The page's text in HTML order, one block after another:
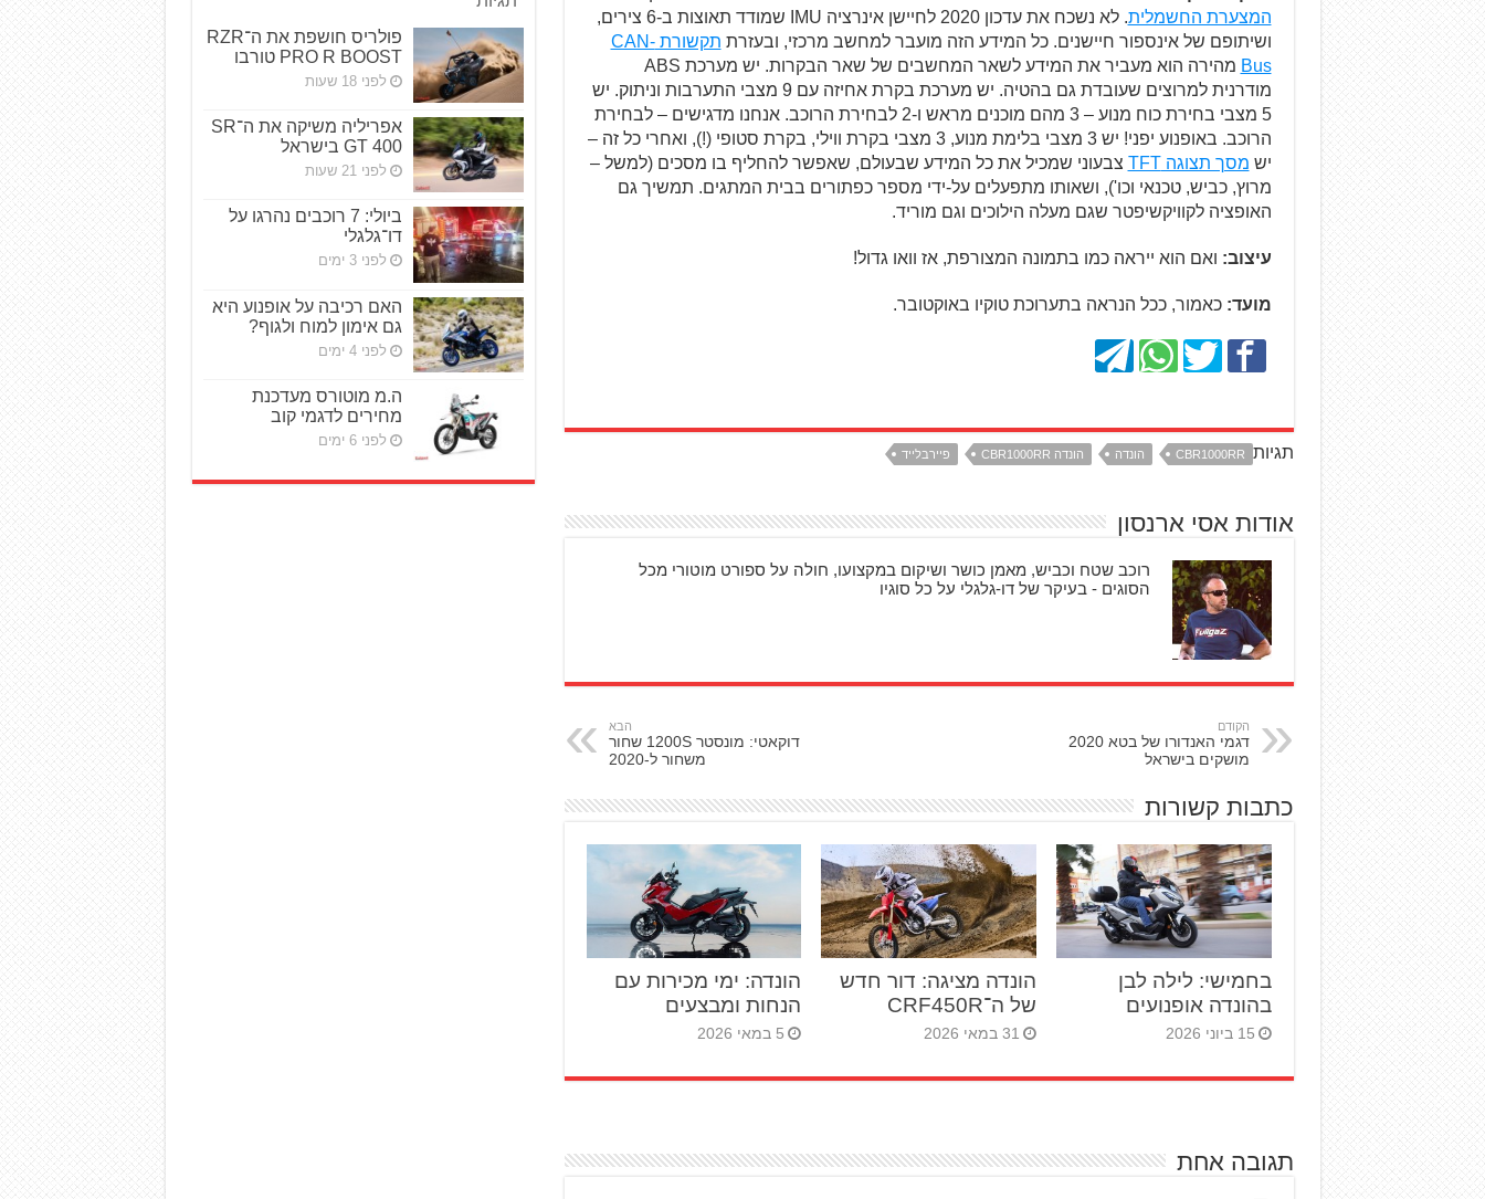
המצערת החשמלית
. לא נשכח את עדכון 2020 לחיישן אינרציה IMU שמודד תאוצות ב-6 צירים,
ושיתופם של אינספור חיישנים. כל המידע הזה מועבר למחשב מרכזי, ובעזרת
תקשורת CAN-
Bus
מהירה הוא מעביר את המידע לשאר המחשבים של שאר הבקרות. יש מערכת ABS
מודרנית למרוצים שעובדת גם בהטיה. יש מערכת בקרת אחיזה עם 9 מצבי התערבות וניתוק. יש
5 מצבי בחירת כוח מנוע – 3 מהם מוכנים מראש ו-2 לבחירת הרוכב. אנחנו מדגישים – לבחירת
הרוכב. באופנוע יפני! יש 3 מצבי בלימת מנוע, 3 מצבי בקרת ווילי, בקרת סטופי (!), ואחרי כל זה –
יש מסך תצוגה TFT
צבעוני שמכיל את כל המידע שבעולם, שאפשר להחליף בו מסכים (למשל –
מרוץ, כביש, טכנאי וכו'), ושאותו מתפעלים על-ידי מספר כפתורים בבית המתגים. תמשיך גם
האופציה לקוויקשיפטר שגם מעלה הילוכים וגם מוריד.
עיצוב: ואם הוא ייראה כמו בתמונה המצורפת, אז וואו גדול!
מועד: כאמור, ככל הנראה בתערוכת טוקיו באוקטובר.
תגיות CBR1000RR הונדה הונדה CBR1000RR פיירבלייד
אודות אסי ארנסון
רוכב שטח וכביש, מאמן כושר ושיקום במקצועו, חולה על ספורט מוטורי מכל
הסוגים - בעיקר של דו-גלגלי על כל סוגיו
הקודם
דגמי האנדורו של בטא 2020
מושקים בישראל
הבא
דוקאטי: מונסטר 1200S שחור
משחור ל-2020
כתבות קשורות
בחמישי: לילה לבן
בהונדה אופנועים
15 ביוני 2026
הונדה מציגה: דור חדש
של ה־CRF450R
31 במאי 2026
הונדה: ימי מכירות עם
הנחות ומבצעים
5 במאי 2026
תגובה אחת
פולריס חושפת את ה־RZR
PRO R BOOST טורבו
לפני 18 שעות
אפריליה משיקה את ה־SR
GT 400 בישראל
לפני 21 שעות
ביולי: 7 רוכבים נהרגו על
דו־גלגלי
לפני 3 ימים
האם רכיבה על אופנוע היא
גם אימון למוח ולגוף?
לפני 4 ימים
ה.מ מוטורס מעדכנת
מחירים לדגמי קוב
לפני 6 ימים